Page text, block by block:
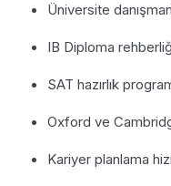
Üniversite
IB Diploma
SAT hazırlık
Oxford ve
Kariyer planlama